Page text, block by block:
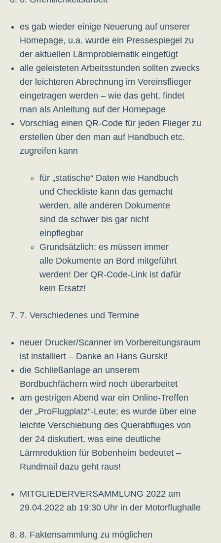
es gab wieder einige Neuerung auf unserer
Homepage, u.a. wurde ein Pressespiegel zu
der aktuellen Lärmproblematik eingefügt
alle geleisteten Arbeitsstunden sollten zwecks
der leichteren Abrechnung im Vereinsflieger
eingetragen werden – wie das geht, findet
man als Anleitung auf der Homepage
Vorschlag einen QR-Code für jeden Flieger zu
erstellen über den man auf Handbuch etc.
zugreifen kann
für „statische“ Daten wie Handbuch
und Checkliste kann das gemacht
werden, alle anderen Dokumente
sind da schwer bis gar nicht
einpflegbar
Grundsätzlich: es müssen immer
alle Dokumente an Bord mitgeführt
werden! Der QR-Code-Link ist dafür
kein Ersatz!
7. Verschiedenes und Termine
neuer Drucker/Scanner im Vorbereitungsraum
ist installiert – Danke an Hans Gurski!
die Schließanlage an unserem
Bordbuchfächern wird noch überarbeitet
am gestrigen Abend war ein Online-Treffen
der „ProFlugplatz“-Leute; es wurde über eine
leichte Verschiebung des Querabfluges von
der 24 diskutiert, was eine deutliche
Lärmreduktion für Bobenheim bedeutet –
Rundmail dazu geht raus!
MITGLIEDERVERSAMMLUNG 2022 am
29.04.2022 ab 19:30 Uhr in der Motorflughalle
8. Faktensammlung zu möglichen